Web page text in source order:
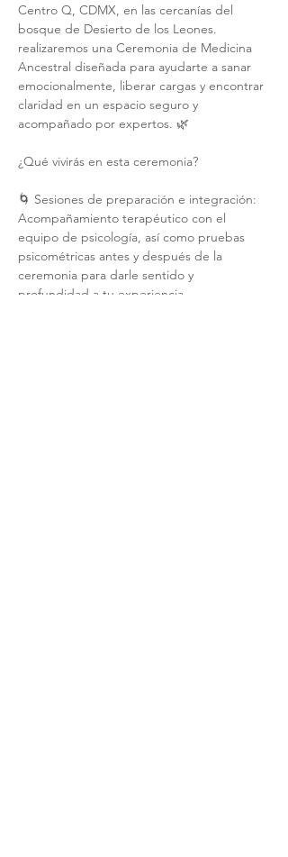
Centro Q, CDMX, en las cercanías del
bosque de Desierto de los Leones.
realizaremos una Ceremonia de Medicina
Ancestral diseñada para ayudarte a sanar
emocionalmente, liberar cargas y encontrar
claridad en un espacio seguro y
acompañado por expertos. 🌿
¿Qué vivirás en esta ceremonia?
🌀 Sesiones de preparación e integración:
Acompañamiento terapéutico con el
equipo de psicología, así como pruebas
psicométricas antes y después de la
ceremonia para darle sentido y
profundidad a tu experiencia.